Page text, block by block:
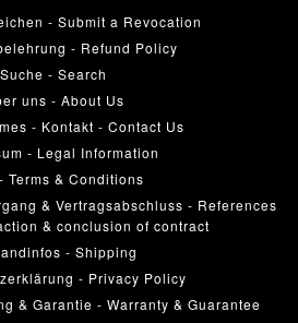
- Submit a Revocation
- Refund Policy
Suche - Search
uns - About Us
- Kontakt - Contact Us
- Legal Information
Terms & Conditions
& Vertragsabschluss - References
& conclusion of contract
- Shipping
- Privacy Policy
& Garantie - Warranty & Guarantee